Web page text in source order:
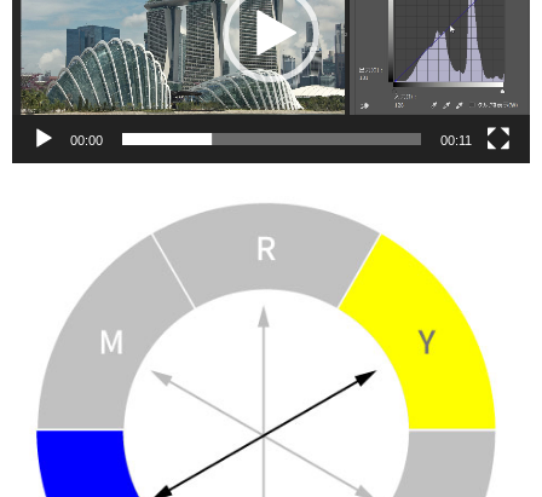
レ
ヤ
ー
00:00 00:11